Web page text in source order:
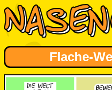
Flache-